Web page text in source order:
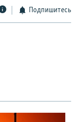
Подпишитесь